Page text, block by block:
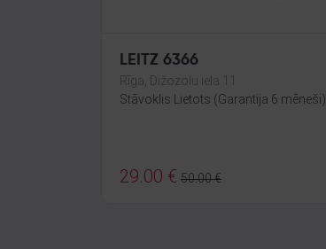
LEITZ 6366
Rīga, Dižozolu iela 11
Stāvoklis Lietots (Garantija 6 mēneši)
29.00 € 50.00€